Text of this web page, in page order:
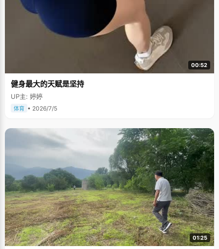
00:52
健身最大的天赋是坚持
UP主: 婷婷
体育 • 2026/7/5
01:25